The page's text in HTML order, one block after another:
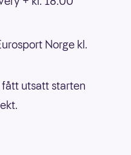
Norge kl.
utsatt starten